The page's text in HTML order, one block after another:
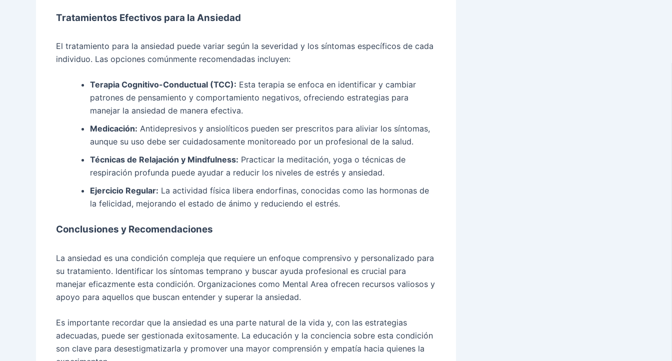
Tratamientos Efectivos para la Ansiedad
El tratamiento para la ansiedad puede variar según la severidad y los síntomas específicos de cada
individuo. Las opciones comúnmente recomendadas incluyen:
Terapia Cognitivo-Conductual (TCC): Esta terapia se enfoca en identificar y cambiar
patrones de pensamiento y comportamiento negativos, ofreciendo estrategias para
manejar la ansiedad de manera efectiva.
Medicación: Antidepresivos y ansiolíticos pueden ser prescritos para aliviar los síntomas,
aunque su uso debe ser cuidadosamente monitoreado por un profesional de la salud.
Técnicas de Relajación y Mindfulness: Practicar la meditación, yoga o técnicas de
respiración profunda puede ayudar a reducir los niveles de estrés y ansiedad.
Ejercicio Regular: La actividad física libera endorfinas, conocidas como las hormonas de
la felicidad, mejorando el estado de ánimo y reduciendo el estrés.
Conclusiones y Recomendaciones
La ansiedad es una condición compleja que requiere un enfoque comprensivo y personalizado para
su tratamiento. Identificar los síntomas temprano y buscar ayuda profesional es crucial para
manejar eficazmente esta condición. Organizaciones como Mental Area ofrecen recursos valiosos y
apoyo para aquellos que buscan entender y superar la ansiedad.
Es importante recordar que la ansiedad es una parte natural de la vida y, con las estrategias
adecuadas, puede ser gestionada exitosamente. La educación y la conciencia sobre esta condición
son clave para desestigmatizarla y promover una mayor comprensión y empatía hacia quienes la